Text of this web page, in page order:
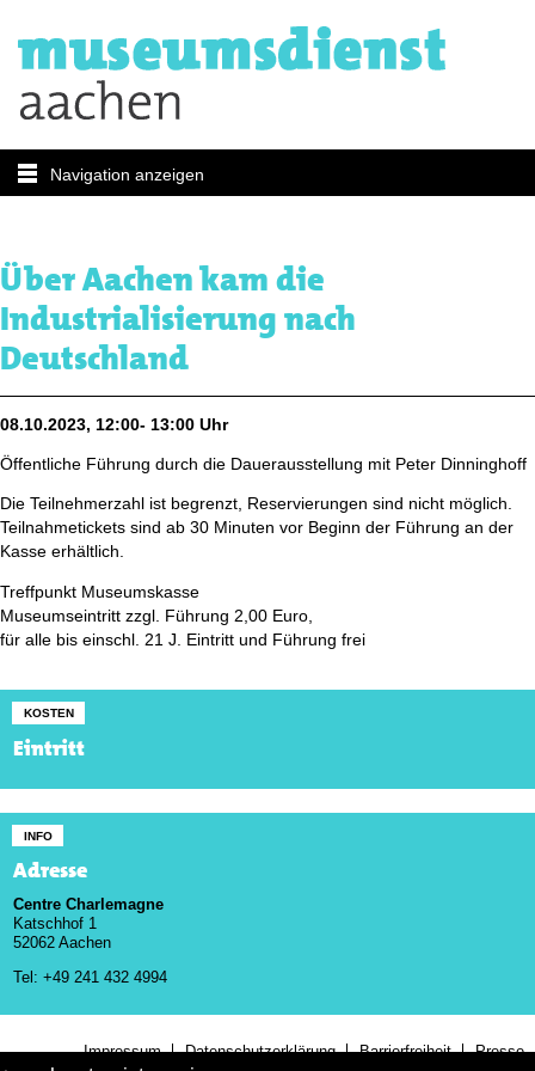
Navigation anzeigen
Über Aachen kam die
Industrialisierung nach
Deutschland
08.10.2023, 12:00- 13:00 Uhr
Öffentliche Führung durch die Dauerausstellung mit Peter Dinninghoff
Die Teilnehmerzahl ist begrenzt, Reservierungen sind nicht möglich.
Teilnahmetickets sind ab 30 Minuten vor Beginn der Führung an der
Kasse erhältlich.
Treffpunkt Museumskasse
Museumseintritt zzgl. Führung 2,00 Euro,
für alle bis einschl. 21 J. Eintritt und Führung frei
KOSTEN
Eintritt
INFO
Adresse
Centre Charlemagne
Katschhof 1
52062 Aachen
Tel: +49 241 432 4994
Impressum Datenschutzerklärung Barrierfreiheit Presse